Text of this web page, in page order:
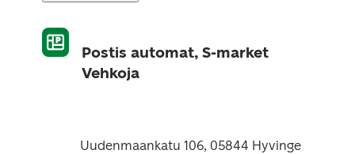
Postis automat, S-market
Vehkoja
Uudenmaankatu 106, 05844 Hyvinge